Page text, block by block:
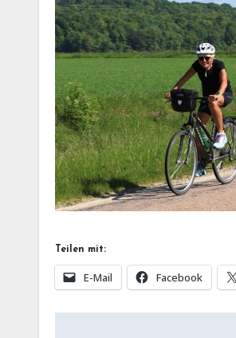
Teilen mit:
E-Mail Facebook